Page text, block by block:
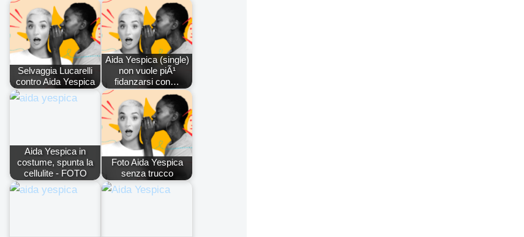
Selvaggia Lucarelli
contro Aida Yespica
Aida Yespica (single)
non vuole piÃ¹
fidanzarsi con…
Aida Yespica in
costume, spunta la
cellulite - FOTO
Foto Aida Yespica
senza trucco